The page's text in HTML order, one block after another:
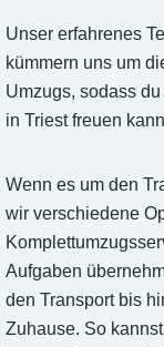
Unser erfahrenes
kümmern uns um
Umzugs, sodass
in Triest freuen
Wenn es um den
wir verschiedene
Aufgaben
den Transport bis
Zuhause. So